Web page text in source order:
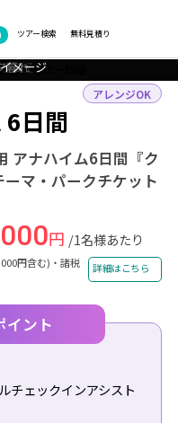
無料見積り
ツアー検索
ム ツアー詳細
6日間
アナハイム6日間『ク
マ・パークチケット
アレンジOK
円 /1名様あたり
円含む)・諸税
詳細はこちら
の空
こそ
暮れ
メージ
フォトギャラリー
イント
ェックインアシスト